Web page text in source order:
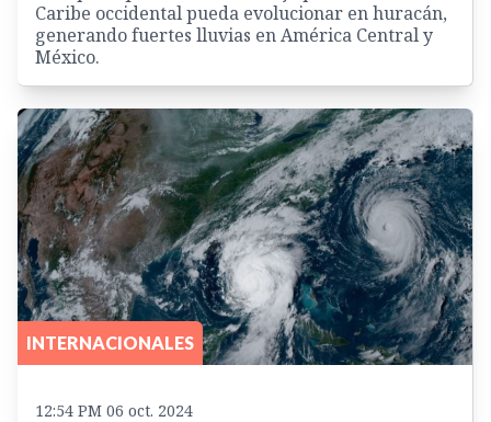
Caribe occidental pueda evolucionar en huracán,
generando fuertes lluvias en América Central y
México.
INTERNACIONALES
12:54 PM 06 oct. 2024